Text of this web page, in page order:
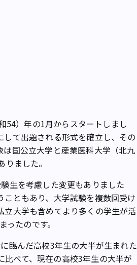
54）年の1月からスタートしまし
て出題される形式を確立し、その
国公立大学と産業医科大学（北九
ました。
生を考慮した変更もありました
ともあり、大学試験を複数回受け
大学も含めてより多くの学生が活
たのです。
臨んだ高校3年生の大半が生まれた
べて、現在の高校3年生の大半が